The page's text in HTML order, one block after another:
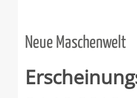
Neue Maschenwelt